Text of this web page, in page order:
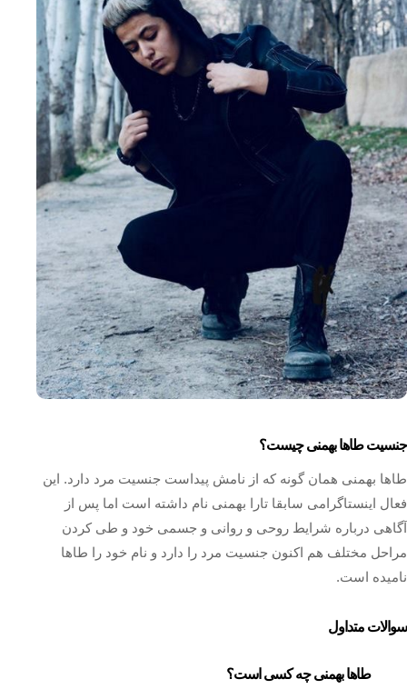
جنسیت طاها بهمنی چیست؟
طاها بهمنی همان گونه که از نامش پیداست جنسیت مرد دارد. این
فعال اینستاگرامی سابقا تارا بهمنی نام داشته است اما پس از
آگاهی درباره شرایط روحی و روانی و جسمی خود و طی کردن
مراحل مختلف هم اکنون جنسیت مرد را دارد و نام خود را طاها
نامیده است.
سوالات متداول
طاها بهمنی چه کسی است؟